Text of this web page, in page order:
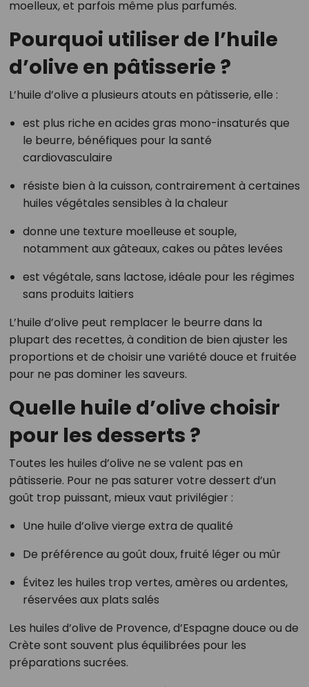
moelleux, et parfois même plus parfumés.
Pourquoi utiliser de l’huile
d’olive en pâtisserie ?
L’huile d’olive a plusieurs atouts en pâtisserie, elle :
est plus riche en acides gras mono-insaturés que
le beurre, bénéfiques pour la santé
cardiovasculaire
résiste bien à la cuisson, contrairement à certaines
huiles végétales sensibles à la chaleur
donne une texture moelleuse et souple,
notamment aux gâteaux, cakes ou pâtes levées
est végétale, sans lactose, idéale pour les régimes
sans produits laitiers
L’huile d’olive peut remplacer le beurre dans la
plupart des recettes, à condition de bien ajuster les
proportions et de choisir une variété douce et fruitée
pour ne pas dominer les saveurs.
Quelle huile d’olive choisir
pour les desserts ?
Toutes les huiles d’olive ne se valent pas en
pâtisserie. Pour ne pas saturer votre dessert d’un
goût trop puissant, mieux vaut privilégier :
Une huile d’olive vierge extra de qualité
De préférence au goût doux, fruité léger ou mûr
Évitez les huiles trop vertes, amères ou ardentes,
réservées aux plats salés
Les huiles d’olive de Provence, d’Espagne douce ou de
Crète sont souvent plus équilibrées pour les
préparations sucrées.